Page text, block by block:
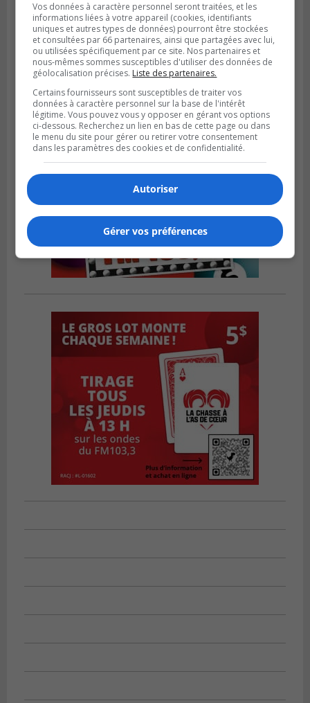
Publié le 6 août 2026 à 05h39
La grenade du camping du lac Cristal était
inoffensive
Vos données à caractère personnel seront traitées, et les
informations liées à votre appareil (cookies, identifiants
uniques et autres types de données) pourront être stockées
et consultées par 66 partenaires, ainsi que partagées avec lui,
ou utilisées spécifiquement par ce site. Nos partenaires et
nous-mêmes sommes susceptibles d'utiliser des données de
géolocalisation précises. Liste des partenaires.
Certains fournisseurs sont susceptibles de traiter vos
données à caractère personnel sur la base de l'intérêt
légitime. Vous pouvez vous y opposer en gérant vos options
ci-dessous. Recherchez un lien en bas de cette page ou dans
le menu du site pour gérer ou retirer votre consentement
dans les paramètres des cookies et de confidentialité.
Autoriser
Gérer vos préférences